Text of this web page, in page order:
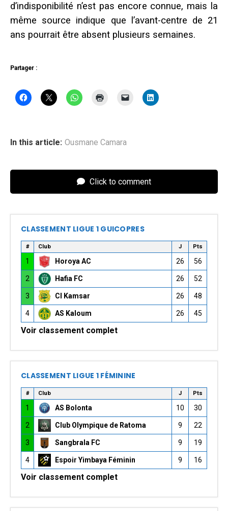
d’indisponibilité n’est pas encore connue, mais la
même source indique que l’avant-centre de 21
ans pourrait être absent plusieurs semaines.
Partager :
In this article: Ousmane Camara
Click to comment
CLASSEMENT LIGUE 1 GUICOPRES
# Club J Pts
1 Horoya AC 26 56
2 Hafia FC 26 52
3 CI Kamsar 26 48
4 AS Kaloum 26 45
Voir classement complet
CLASSEMENT LIGUE 1 FÉMININE
# Club J Pts
1 AS Bolonta 10 30
2 Club Olympique de Ratoma 9 22
3 Sangbrala FC 9 19
4 Espoir Yimbaya Féminin 9 16
Voir classement complet